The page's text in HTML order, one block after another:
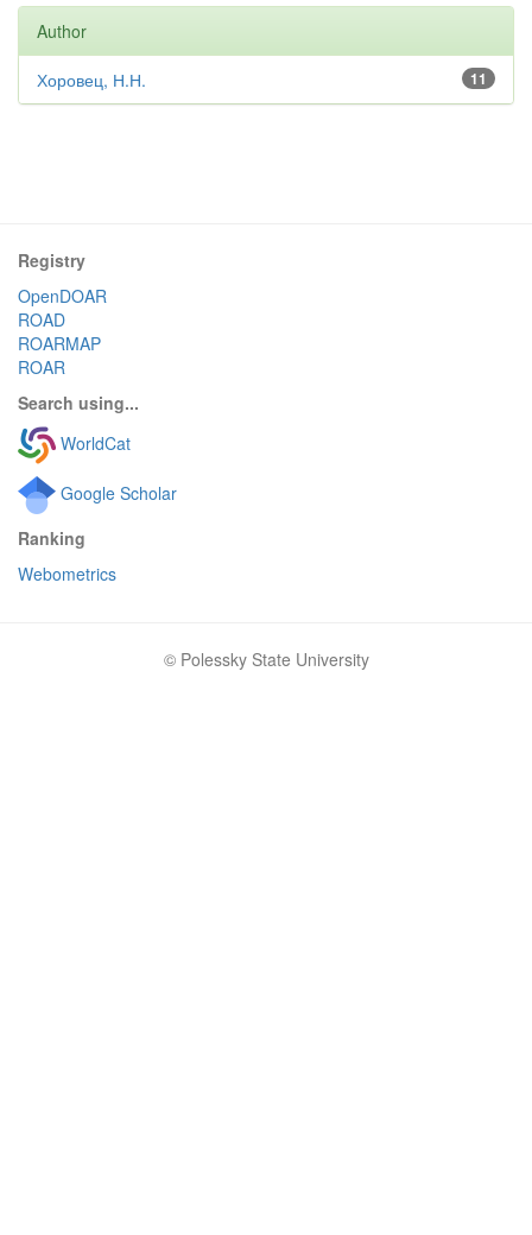
Author
11
Хоровец, Н.Н.
Registry
OpenDOAR
ROAD
ROARMAP
ROAR
Search using...
WorldCat
Google Scholar
Ranking
Webometrics
© Polessky State University